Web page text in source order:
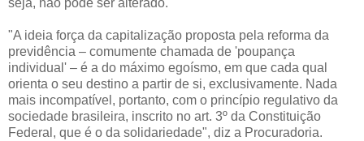
seja, não pode ser alterado.
"A ideia força da capitalização proposta pela reforma da
previdência – comumente chamada de 'poupança
individual' – é a do máximo egoísmo, em que cada qual
orienta o seu destino a partir de si, exclusivamente. Nada
mais incompatível, portanto, com o princípio regulativo da
sociedade brasileira, inscrito no art. 3º da Constituição
Federal, que é o da solidariedade", diz a Procuradoria.